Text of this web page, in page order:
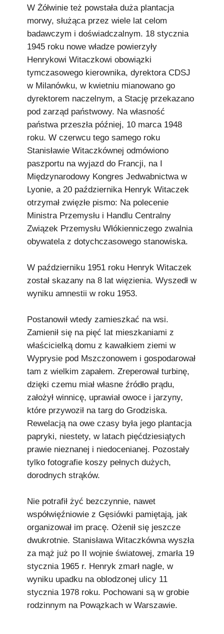
W Żółwinie też powstała duża plantacja
morwy, służąca przez wiele lat celom
badawczym i doświadczalnym. 18 stycznia
1945 roku nowe władze powierzyły
Henrykowi Witaczkowi obowiązki
tymczasowego kierownika, dyrektora CDSJ
w Milanówku, w kwietniu mianowano go
dyrektorem naczelnym, a Stację przekazano
pod zarząd państwowy. Na własność
państwa przeszła później, 10 marca 1948
roku. W czerwcu tego samego roku
Stanisławie Witaczkównej odmówiono
paszportu na wyjazd do Francji, na I
Międzynarodowy Kongres Jedwabnictwa w
Lyonie, a 20 października Henryk Witaczek
otrzymał zwięzłe pismo: Na polecenie
Ministra Przemysłu i Handlu Centralny
Związek Przemysłu Włókienniczego zwalnia
obywatela z dotychczasowego stanowiska.
W październiku 1951 roku Henryk Witaczek
został skazany na 8 lat więzienia. Wyszedł w
wyniku amnestii w roku 1953.
Postanowił wtedy zamieszkać na wsi.
Zamienił się na pięć lat mieszkaniami z
właścicielką domu z kawałkiem ziemi w
Wyprysie pod Mszczonowem i gospodarował
tam z wielkim zapałem. Zreperował turbinę,
dzięki czemu miał własne źródło prądu,
założył winnicę, uprawiał owoce i jarzyny,
które przywoził na targ do Grodziska.
Rewelacją na owe czasy była jego plantacja
papryki, niestety, w latach pięćdziesiątych
prawie nieznanej i niedocenianej. Pozostały
tylko fotografie koszy pełnych dużych,
dorodnych strąków.
Nie potrafił żyć bezczynnie, nawet
współwięźniowie z Gęsiówki pamiętają, jak
organizował im pracę. Ożenił się jeszcze
dwukrotnie. Stanisława Witaczkówna wyszła
za mąż już po II wojnie światowej, zmarła 19
stycznia 1965 r. Henryk zmarł nagle, w
wyniku upadku na oblodzonej ulicy 11
stycznia 1978 roku. Pochowani są w grobie
rodzinnym na Powązkach w Warszawie.